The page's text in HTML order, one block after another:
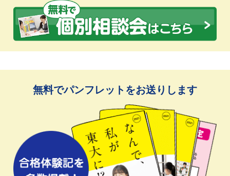
無料でパンフレットをお送りします